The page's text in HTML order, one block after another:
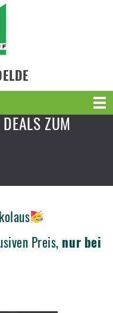
ZUM
Preis, nur bei